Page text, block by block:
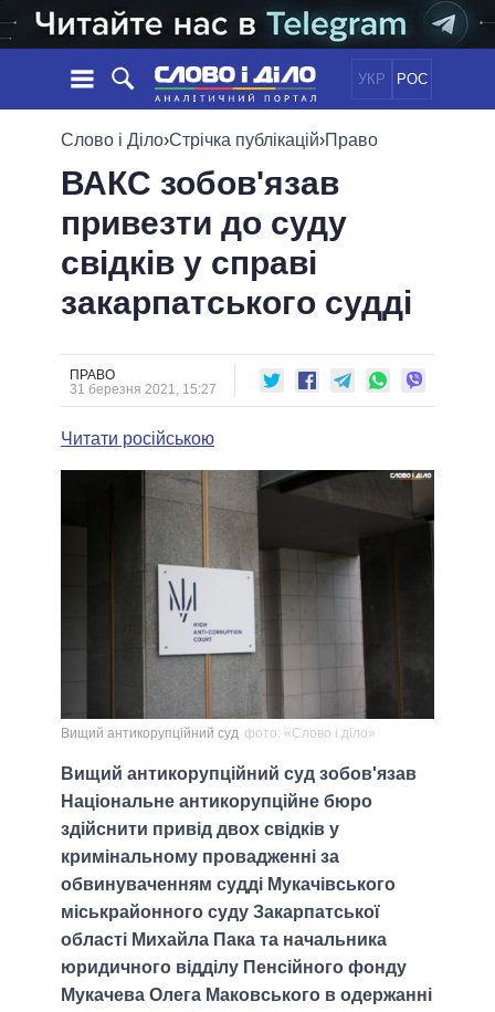
УКР РОС
НОВИНИ
СТРІЧКА
ПОДІЇ
СТАТТІ
ДУМКИ
ОГЛЯДИ
ДАЙДЖЕСТИ
ПОЛІТИКА
ЕКОНОМІКА
СУСПІЛЬСТВО
ОБIЦЯНКИ
ПОЛIТИКИ
УСІ ПОЛІТИКИ
ПРЕЗИДЕНТ І ОФІС
ВЕРХОВНА РАДА
КАБІНЕТ МІНІСТРІВ
МЕРИ МІСТ
ВСІ ПЕРСОНИ
ІНФОГРАФІКА
ПІДТРИМАТИ
ПОРІВНЯННЯ ПОЛІТИКІВ
Слово і Діло›Стрічка публікацій›Право
ВАКС зобов'язав
привезти до суду
свідків у справі
закарпатського судді
ПРАВО
31 березня 2021, 15:27
Читати російською
Вищий антикорупційний суд фото: «Слово і діло»
Вищий антикорупційний суд зобов'язав
Національне антикорупційне бюро
здійснити привід двох свідків у
кримінальному провадженні за
обвинуваченням судді Мукачівського
міськрайонного суду Закарпатської
області Михайла Пака та начальника
юридичного відділу Пенсійного фонду
Мукачева Олега Маковського в одержанні